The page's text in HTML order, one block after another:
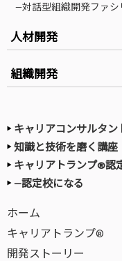
—対話型組織開発ファ
人材開発
組織開発
キャリアコンサルタン
知識と技術を磨く講座
キャリアトランプ®認
—認定校になる
ホーム
キャリアトランプ®
開発ストーリー